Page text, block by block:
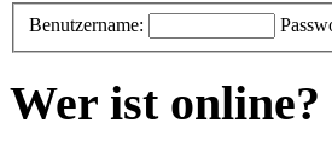
Benutzername:
Wer ist online?